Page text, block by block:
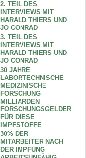
2. TEIL DES
INTERVIEWS MIT
HARALD THIERS UND
JO CONRAD
3. TEIL DES
INTERVIEWS MIT
HARALD THIERS UND
JO CONRAD
30 JAHRE
LABORTECHNISCHE
MEDIZINISCHE
FORSCHUNG
MILLIARDEN
FORSCHUNGSGELDER
FÜR DIESE
IMPFSTOFFE
30% DER
MITARBEITER NACH
DER IMPFUNG